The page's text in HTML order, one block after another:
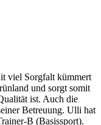
viel Sorgfalt kümmert
und sorgt somit
ist. Auch die
Betreuung. Ulli hat
B (Basissport).